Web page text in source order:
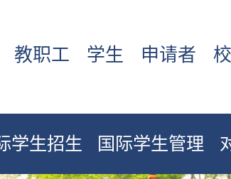
教职工 学生 申请者
学生招生 国际学生管理